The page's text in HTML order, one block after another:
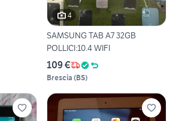
4
SAMSUNG TAB A7 32GB
POLLICI:10.4 WIFI
109 €
Brescia (BS)